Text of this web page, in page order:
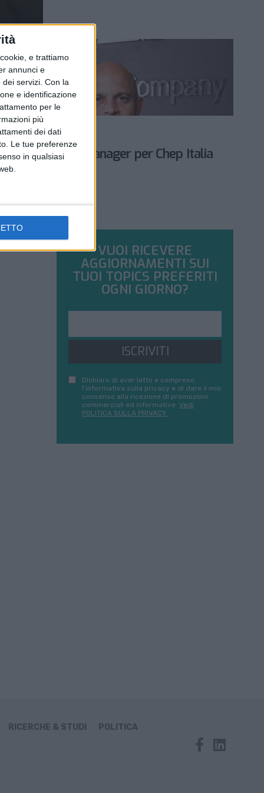
e trattiamo
annunci e
servizi. Con la
e identificazione
per le
più
dei dati
Le tue preferenze
in qualsiasi
country manager per Chep Italia
ALTRE NEWS
NOVEMBRE 2022
VUOI RICEVERE
AGGIORNAMENTI SUI
TUOI TOPICS PREFERITI
OGNI GIORNO?
ISCRIVITI
Dichiaro di aver letto e compreso
l'informativa sulla privacy e di dare il mio
consenso alla ricezione di promozioni
commerciali ed informative. Vedi
POLITICA SULLA PRIVACY.
RICERCHE & STUDI POLITICA